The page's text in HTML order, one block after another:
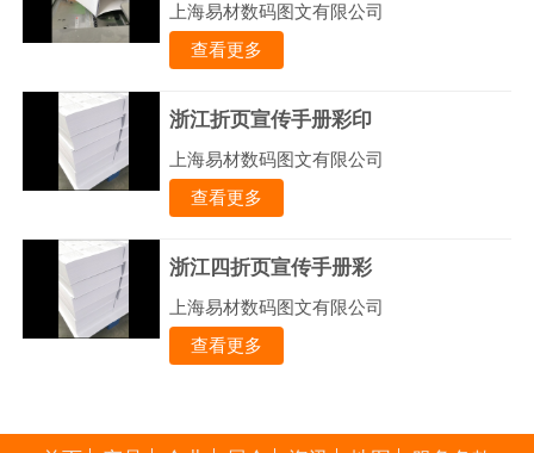
上海易材数码图文有限公司
查看更多
浙江折页宣传手册彩印
上海易材数码图文有限公司
查看更多
浙江四折页宣传手册彩
上海易材数码图文有限公司
查看更多